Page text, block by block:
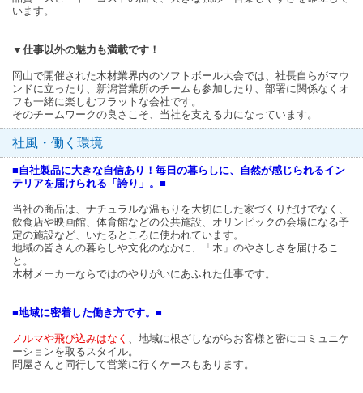
います。
▼仕事以外の魅力も満載です！
岡山で開催された木材業界内のソフトボール大会では、社長自らがマウ
ンドに立ったり、新潟営業所のチームも参加したり、部署に関係なくオ
フも一緒に楽しむフラットな会社です。
そのチームワークの良さこそ、当社を支える力になっています。
社風・働く環境
■自社製品に大きな自信あり！毎日の暮らしに、自然が感じられるイン
テリアを届けられる「誇り」。■
当社の商品は、ナチュラルな温もりを大切にした家づくりだけでなく、
飲食店や映画館、体育館などの公共施設、オリンピックの会場になる予
定の施設など、いたるところに使われています。
地域の皆さんの暮らしや文化のなかに、「木」のやさしさを届けるこ
と。
木材メーカーならではのやりがいにあふれた仕事です。
■地域に密着した働き方です。■
ノルマや飛び込みはなく 、地域に根ざしながらお客様と密にコミュニケ
ーションを取るスタイル。
問屋さんと同行して営業に行くケースもあります。